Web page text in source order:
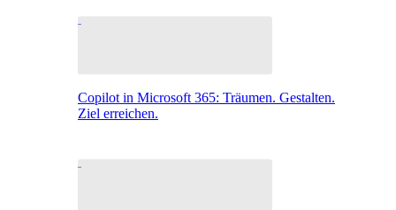
Copilot in Microsoft 365: Träumen. Gestalten.
Ziel erreichen.